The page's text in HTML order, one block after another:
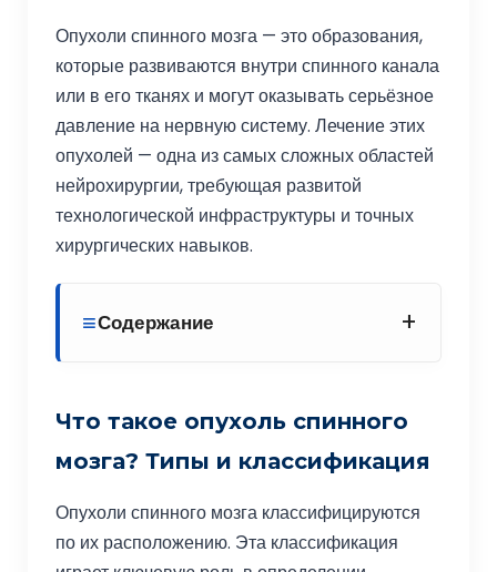
Опухоли спинного мозга — это образования,
которые развиваются внутри спинного канала
или в его тканях и могут оказывать серьёзное
давление на нервную систему. Лечение этих
опухолей — одна из самых сложных областей
нейрохирургии, требующая развитой
технологической инфраструктуры и точных
хирургических навыков.
Содержание +
Что такое опухоль спинного
мозга? Типы и классификация
Опухоли спинного мозга классифицируются
по их расположению. Эта классификация